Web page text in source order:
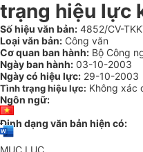
trạng hiệu lực
Số hiệu văn bản: 4852/CV-
Loại văn bản: Công văn
Cơ quan ban hành: Bộ Công
Ngày ban hành: 03-10-2003
Ngày có hiệu lực: 29-10-2003
Tình trạng hiệu lực: Không xác
Ngôn ngữ:
Định dạng văn bản hiện có:
MỤC LỤC